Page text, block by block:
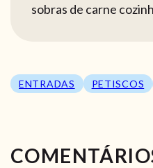
sobras de carne
ENTRADAS PETISCOS